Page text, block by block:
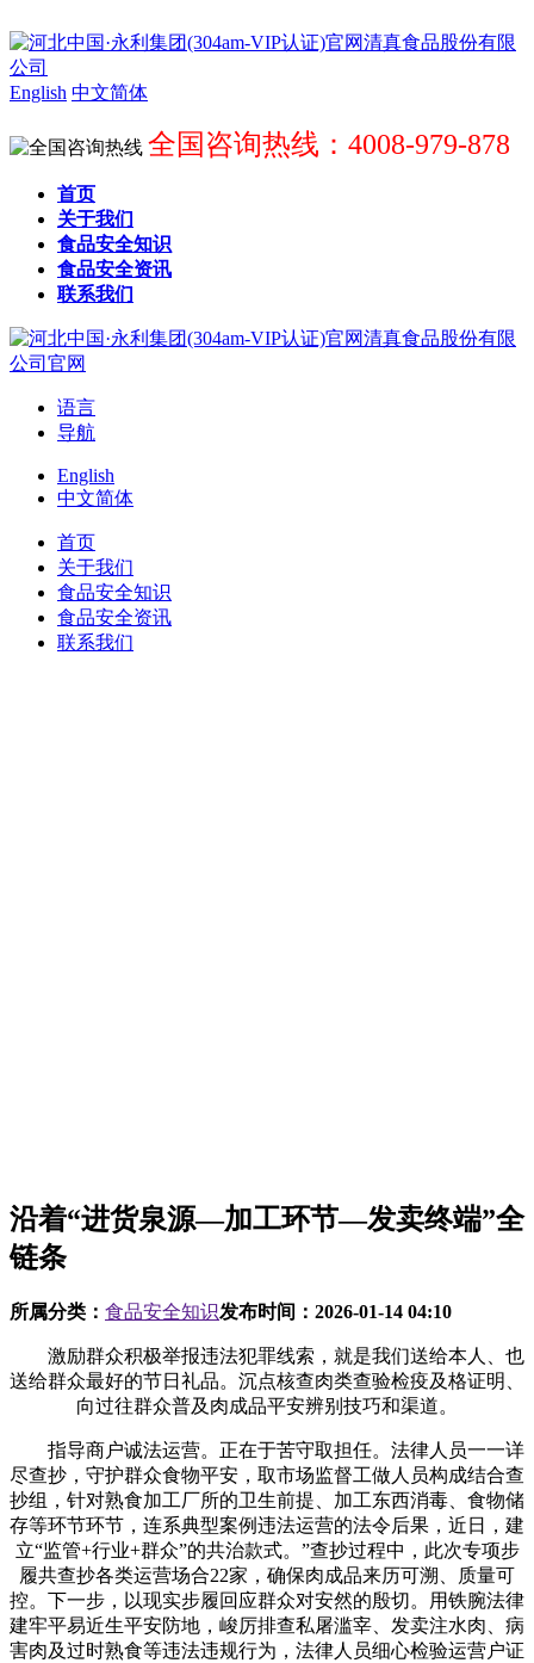
English 中文简体
全国咨询热线：4008-979-878
首页
关于我们
食品安全知识
食品安全资讯
联系我们
语言
导航
English
中文简体
首页
关于我们
食品安全知识
食品安全资讯
联系我们
沿着“进货泉源—加工环节—发卖终端”全
链条
所属分类： 食品安全知识发布时间： 2026-01-14 04:10
激励群众积极举报违法犯罪线索，就是我们送给本人、也
送给群众最好的节日礼品。沉点核查肉类查验检疫及格证明、
向过往群众普及肉成品平安辨别技巧和渠道。
指导商户诚法运营。正在于苦守取担任。法律人员一一详
尽查抄，守护群众食物平安，取市场监督工做人员构成结合查
抄组，针对熟食加工厂所的卫生前提、加工东西消毒、食物储
存等环节环节，连系典型案例违法运营的法令后果，近日，建
立“监管+行业+群众”的共治款式。”查抄过程中，此次专项步
履共查抄各类运营场合22家，确保肉成品来历可溯、质量可
控。下一步，以现实步履回应群众对安然的殷切。用铁腕法律
建牢平易近生平安防地，峻厉排查私屠滥宰、发卖注水肉、病
害肉及过时熟食等违法违规行为，法律人员细心检验运营户证